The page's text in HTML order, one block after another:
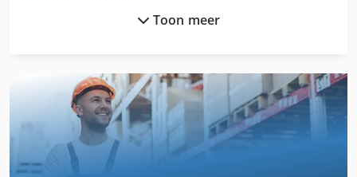
Gekoelde Vrachtwagen
Hoogte Vrachtwagen
Hsc 20 Linear
Toon meer